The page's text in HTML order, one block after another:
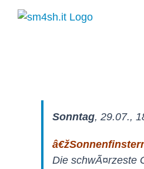
Zum
Sonntag, 29.07.,
Die schwÃ¤rzeste